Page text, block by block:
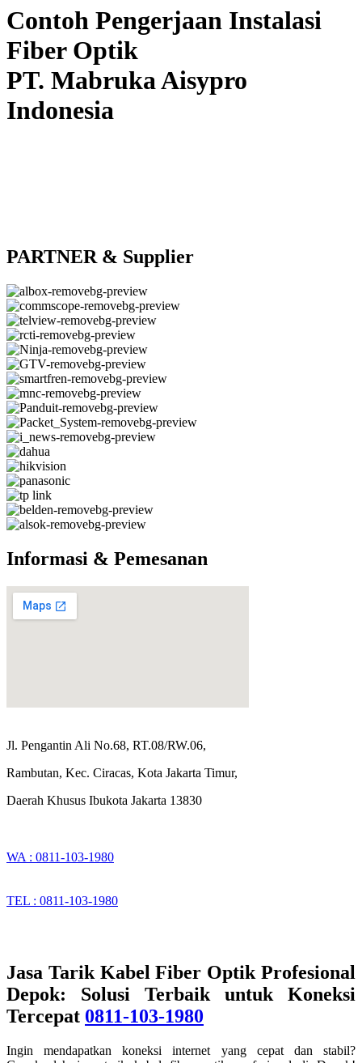
Contoh Pengerjaan Instalasi
Fiber Optik
PT. Mabruka Aisypro
Indonesia
PARTNER & Supplier
Informasi & Pemesanan
Jl. Pengantin Ali No.68, RT.08/RW.06,
Rambutan, Kec. Ciracas, Kota Jakarta Timur,
Daerah Khusus Ibukota Jakarta 13830
WA : 0811-103-1980
TEL : 0811-103-1980
Jasa Tarik Kabel Fiber Optik Profesional
Depok: Solusi Terbaik untuk Koneksi
Tercepat 0811-103-1980
Ingin mendapatkan koneksi internet yang cepat dan stabil?